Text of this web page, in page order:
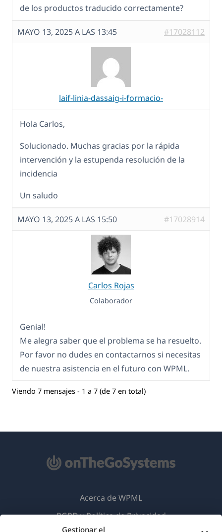
Gestionar el
de los productos traducido correctamente?
MAYO 13, 2025 A LAS 13:45 #17028112
laif-linia-dassaig-i-formacio-
Hola Carlos,
Solucionado. Muchas gracias por la rápida
intervención y la estupenda resolución de la
incidencia
Un saludo
MAYO 13, 2025 A LAS 15:50 #17028914
Carlos Rojas
Colaborador
Genial!
Me alegra saber que el problema se ha resuelto.
Por favor no dudes en contactarnos si necesitas
de nuestra asistencia en el futuro con WPML.
Viendo 7 mensajes - 1 a 7 (de 7 en total)
Acerca de WPML
RGPD y Política de Privacidad